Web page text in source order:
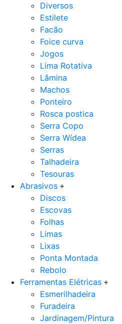
Diversos
Estilete
Facão
Foice curva
Jogos
Lima Rotativa
Lâmina
Machos
Ponteiro
Rosca postica
Serra Copo
Serra Wídea
Serras
Talhadeira
Tesouras
Abrasivos
Discos
Escovas
Folhas
Limas
Lixas
Ponta Montada
Rebolo
Ferramentas Elétricas
Esmerilhadeira
Furadeira
Jardinagem/Pintura